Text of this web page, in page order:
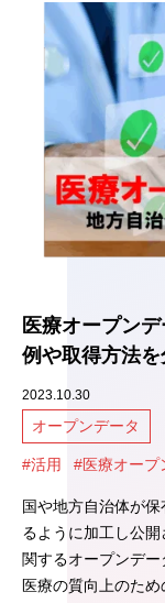
医療オープン
例や取得方法
2023.10.30
オープンデータ
#活用 #医療オープ
国や地方自治体が
るように加工し公
関するオープンデ
医療の質向上のた